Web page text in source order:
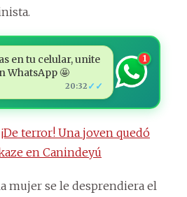
en tu celular, unite
WhatsApp 🤩
20:32 ✓✓
1
¡De terror! Una joven quedó
en Canindeyú
mujer se le desprendiera el